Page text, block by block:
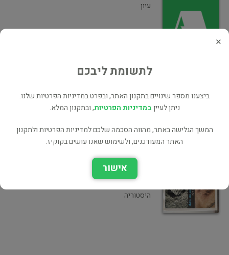
עיון
מדע פופולרי
קיצור תולדות האנושות
היסטוריה
×
לתשומת ליבכם
ביצענו מספר שינויים בתקנון האתר, ובפרט במדיניות הפרטיות שלנו.
ניתן לעייןבמדיניות הפרטיות, ובתקנון המלא.
המשך הגלישה באתר, מהווה הסכמה שלכם למדיניות הפרטיות ולתקנון
האתר המעודכנים, ולשימוש שאנו עושים בקוקיז.
אישור